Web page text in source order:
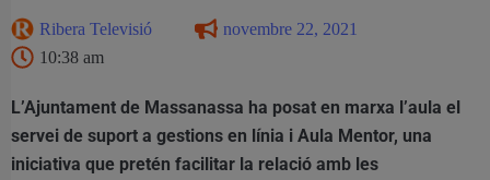
Ribera Televisió
novembre 22, 2021
10:38 am
L’Ajuntament de Massanassa ha posat en marxa l’aula el
servei de suport a gestions en línia i Aula Mentor, una
iniciativa que pretén facilitar la relació amb les